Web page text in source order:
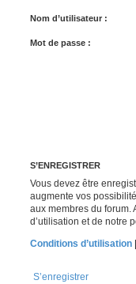
Nom d’utilisateur :
Mot de passe :
S’ENREGISTRER
Vous devez être
augmente vos
aux membres du forum.
d’utilisation et de notre
Conditions d’utilisation
S’enregistrer